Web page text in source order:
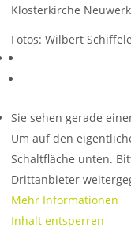
Klosterkirche Neuwerk
Fotos: Wilbert
Sie sehen gerade
Um auf den
Schaltfläche unten.
Drittanbieter
Mehr Informationen
Inhalt entsperren